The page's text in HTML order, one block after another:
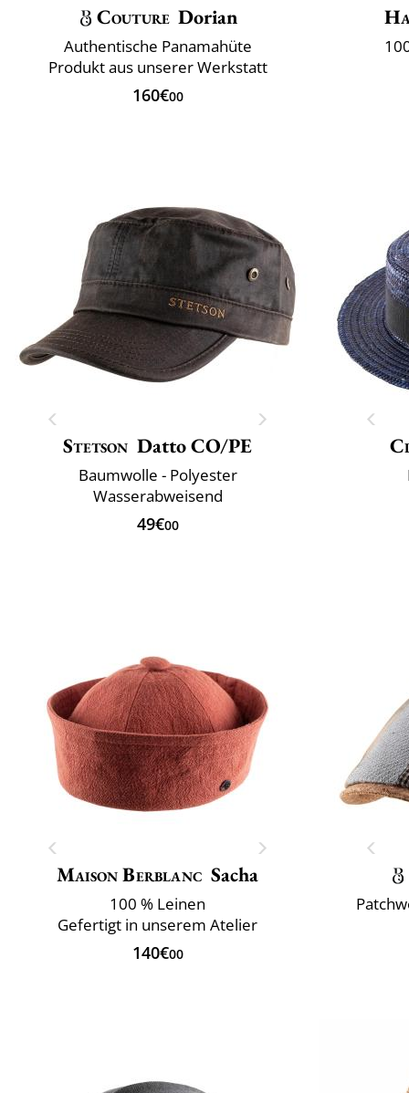
Couture Dorian
Authentische Panamahüte
Produkt aus unserer Werkstatt
160€00
Stetson Datto CO/PE
Baumwolle - Polyester
Wasserabweisend
49€00
Maison Berblanc Sacha
100 % Leinen
Gefertigt in unserem Atelier
140€00